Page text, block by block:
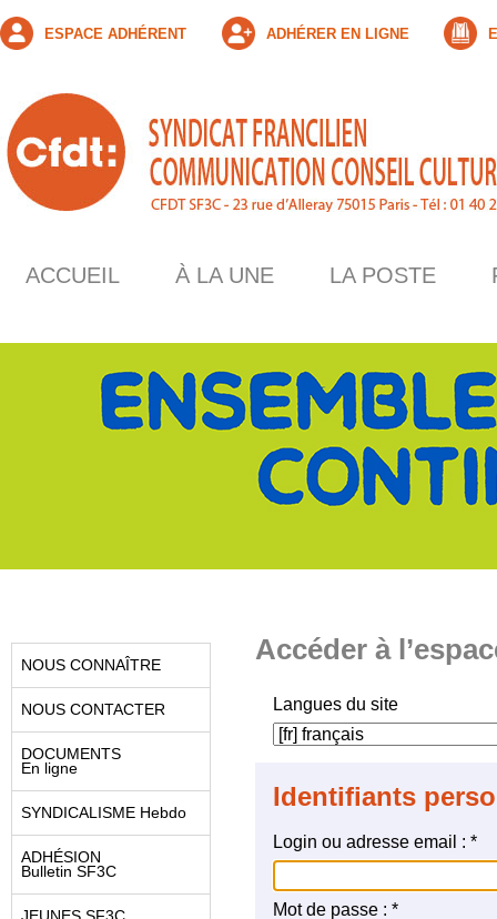
ESPACE ADHÉRENT ADHÉRER EN LIGNE
ACCUEIL À LA UNE LA POSTE
Accéder à
Langues du site
Identifiants
Login ou adresse email : *
Mot de passe : *
NOUS CONNAÎTRE
NOUS CONTACTER
DOCUMENTS
En ligne
SYNDICALISME Hebdo
ADHÉSION
Bulletin SF3C